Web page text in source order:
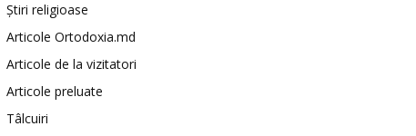
Știri religioase
Articole Ortodoxia.md
Articole de la vizitatori
Articole preluate
Tâlcuiri